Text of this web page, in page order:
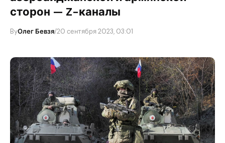
сторон — Z-каналы
ByОлег Бевзя/20 сентября 2023, 03:01